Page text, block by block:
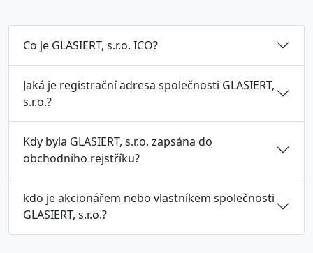
Co je GLASIERT, s.r.o. ICO?
Jaká je registrační adresa společnosti GLASIERT,
s.r.o.?
Kdy byla GLASIERT, s.r.o. zapsána do
obchodního rejstříku?
kdo je akcionářem nebo vlastníkem společnosti
GLASIERT, s.r.o.?